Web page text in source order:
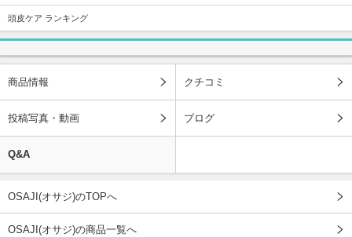
頭皮ケア ランキング
商品情報 クチコミ
投稿写真・動画 ブログ
Q&A
OSAJI(オサジ)のTOPへ
OSAJI(オサジ)の商品一覧へ